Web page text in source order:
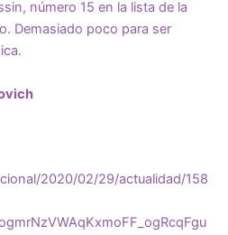
número 15 en la lista de la
Demasiado poco para ser
2020/02/29/actualidad/158